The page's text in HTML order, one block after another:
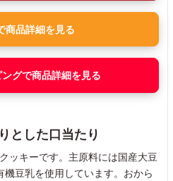
品詳細を見る
グで商品詳細を見る
とした口当たり
ッキーです。主原料には国産大豆
豆乳を使用しています。おから